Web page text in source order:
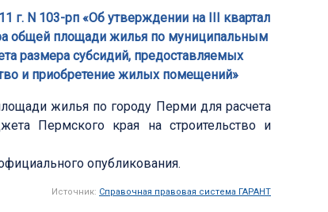
г. N 103-рп «Об утверждении на III квартал
общей площади жилья по муниципальным
размера субсидий, предоставляемых
и приобретение жилых помещений»
жилья по городу Перми для расчета
Пермского края на строительство и
опубликования.
Источник: Справочная правовая система ГАРАНТ